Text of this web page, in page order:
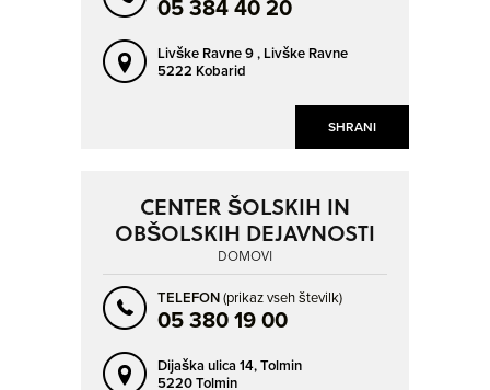
SHRANI
05 384 40 20
Livške Ravne 9 , Livške Ravne
5222 Kobarid
CENTER ŠOLSKIH IN
OBŠOLSKIH DEJAVNOSTI
DOMOVI
TELEFON(prikaz vseh številk)
05 380 19 00
Dijaška ulica 14,Tolmin
5220 Tolmin